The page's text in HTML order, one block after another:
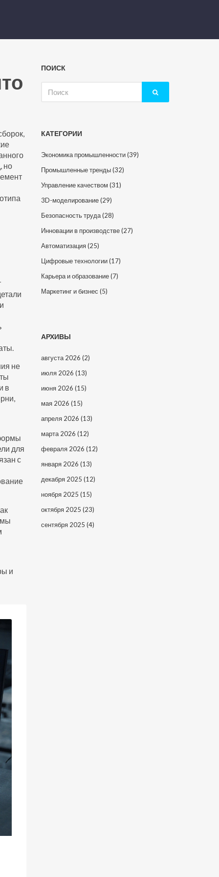
но
не
в
для
с
и
ПОИСК
КАТЕГОРИИ
Экономика промышленности(39)
Промышленные тренды(32)
Управление качеством (31)
3D-моделирование(29)
Безопасность труда(28)
Инновации в производстве(27)
Автоматизация(25)
Цифровые технологии(17)
Карьера и образование(7)
Маркетинг и бизнес (5)
АРХИВЫ
августа 2026 (2)
июля 2026 (13)
июня 2026 (15)
мая 2026 (15)
апреля 2026 (13)
марта 2026 (12)
февраля 2026 (12)
января 2026 (13)
декабря 2025 (12)
ноября 2025 (15)
октября 2025 (23)
сентября 2025 (4)